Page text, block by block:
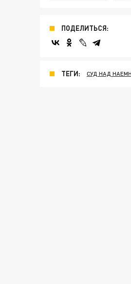
ПОДЕЛИТЬСЯ:
ТЕГИ: СУД НАД